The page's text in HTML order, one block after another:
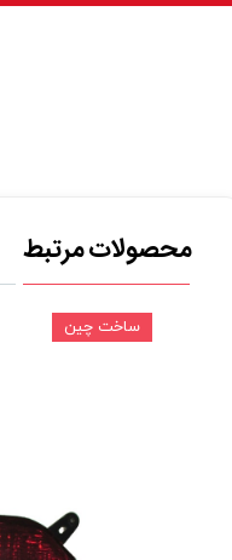
محصولات مرتبط
ساخت چین